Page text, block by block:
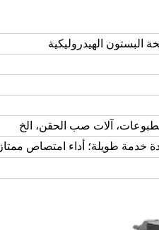
البستون الهيدروليكية
آلات صب الحقن، الخ
طويلة؛ أداء امتصاص ممتاز